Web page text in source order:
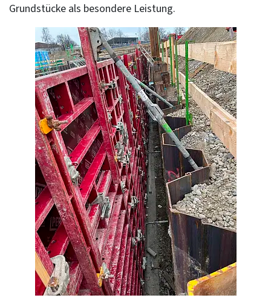
Grundstücke als besondere Leistung.